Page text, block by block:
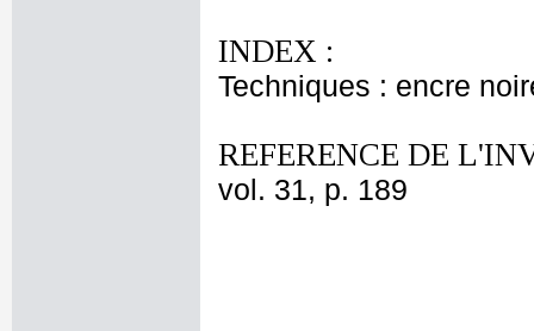
INDEX :
Techniques : encre
REFERENCE DE
vol. 31, p. 189